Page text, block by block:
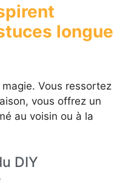
longue
Vous ressortez
vous offrez un
au voisin ou à la
DIY